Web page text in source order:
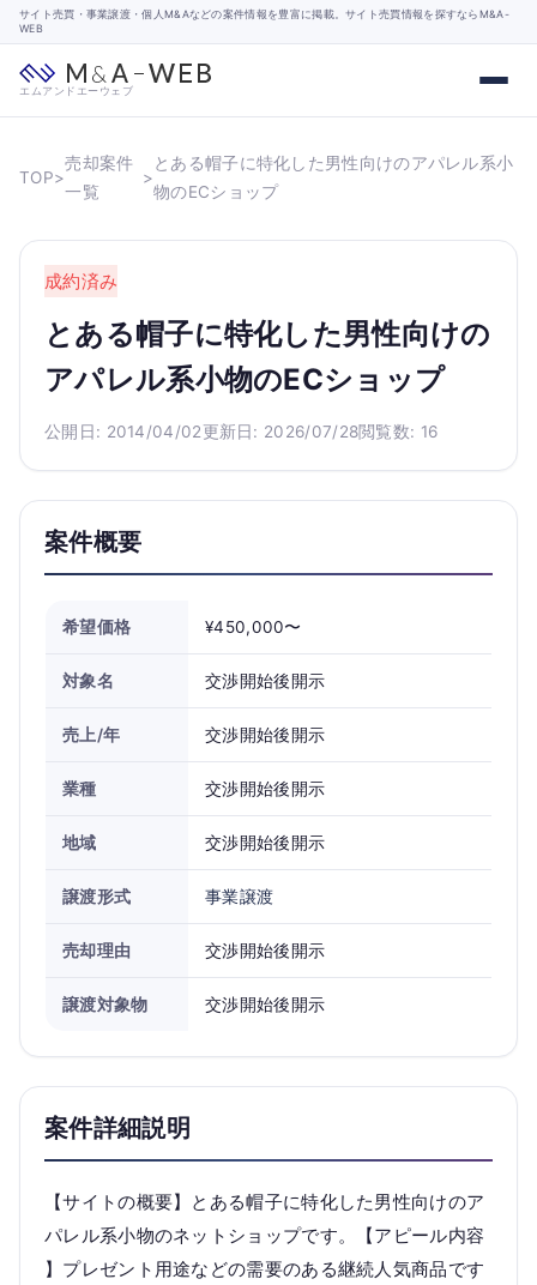
サイト売買・事業譲渡・個人M&Aなどの案件情報を豊富に掲載。サイト売買情報を探すならM&A-
WEB
エムアンドエーウェブ
TOP>
売却案件
一覧
>
とある帽子に特化した男性向けのアパレル系小
物のECショップ
成約済み
とある帽子に特化した男性向けの
アパレル系小物のECショップ
公開日: 2014/04/02更新日: 2026/07/28閲覧数: 16
案件概要
希望価格 ¥450,000〜
対象名 交渉開始後開示
売上/年 交渉開始後開示
業種 交渉開始後開示
地域 交渉開始後開示
譲渡形式 事業譲渡
売却理由 交渉開始後開示
譲渡対象物 交渉開始後開示
案件詳細説明
【サイトの概要】とある帽子に特化した男性向けのア
パレル系小物のネットショップです。【アピール内容
】プレゼント用途などの需要のある継続人気商品です